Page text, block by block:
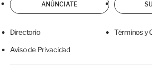
ANÚNCIATE
Directorio Términos y
Aviso de Privacidad